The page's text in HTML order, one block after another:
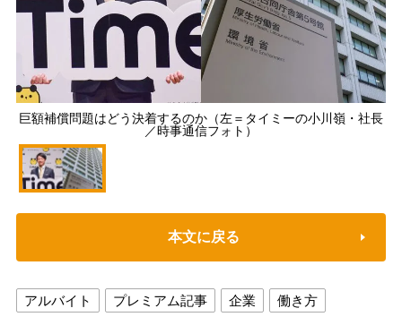
巨額補償問題はどう決着するのか（左＝タイミーの小川嶺・社長
／時事通信フォト）
本文に戻る
アルバイト プレミアム記事 企業 働き方